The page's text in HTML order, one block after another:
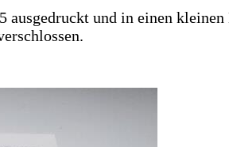
ausgedruckt und in einen